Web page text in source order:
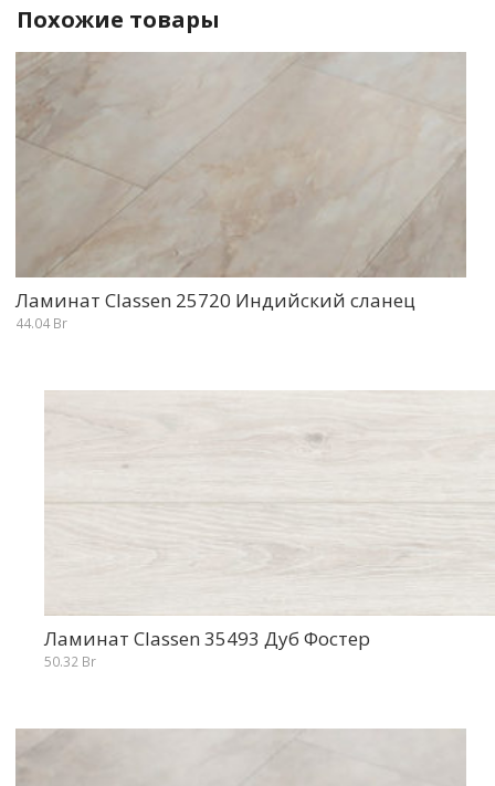
Похожие товары
Ламинат Classen 25720 Индийский сланец
44.04Br
Ламинат Classen 35493 Дуб Фостер
50.32 Br